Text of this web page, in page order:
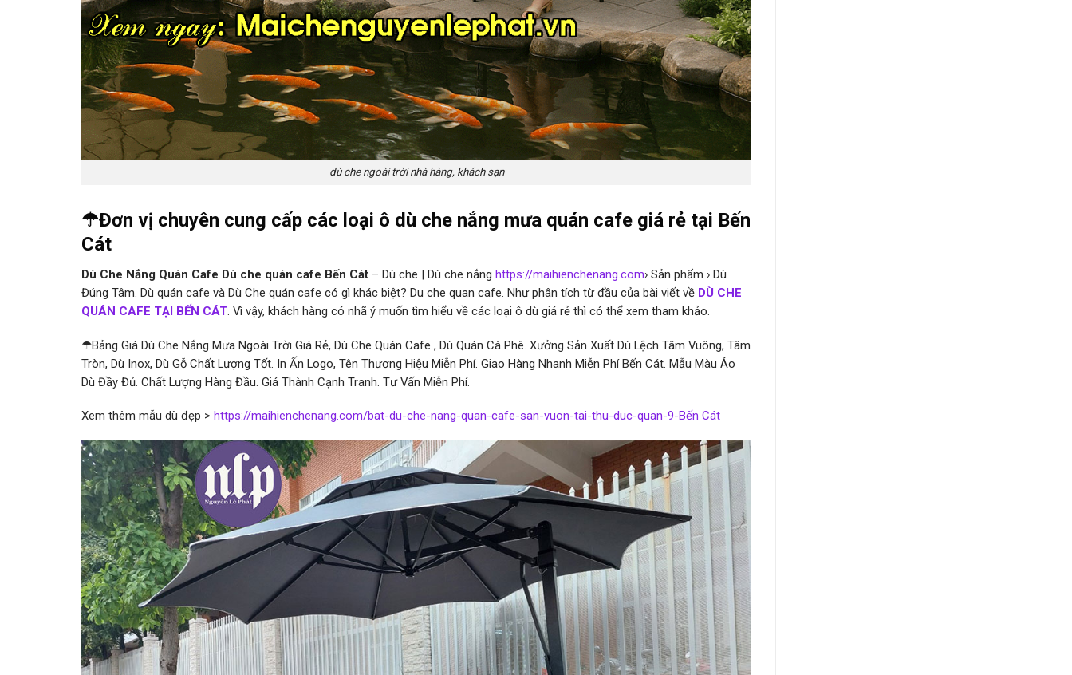
dù che ngoài trời nhà hàng, khách sạn
☂Đơn vị chuyên cung cấp các loại ô dù che nắng mưa quán cafe giá rẻ tại Bến
Cát
Dù Che Nắng Quán Cafe Dù che quán cafe Bến Cát – Dù che | Dù che nắng https://maihienchenang.com› Sản phẩm › Dù
Đúng Tâm. Dù quán cafe và Dù Che quán cafe có gì khác biệt? Du che quan cafe. Như phân tích từ đầu của bài viết về DÙ CHE
QUÁN CAFE TẠI BẾN CÁT. Vì vậy, khách hàng có nhã ý muốn tìm hiểu về các loại ô dù giá rẻ thì có thể xem tham khảo.
☂Bảng Giá Dù Che Nắng Mưa Ngoài Trời Giá Rẻ, Dù Che Quán Cafe , Dù Quán Cà Phê. Xưởng Sản Xuất Dù Lệch Tâm Vuông, Tâm
Tròn, Dù Inox, Dù Gỗ Chất Lượng Tốt. In Ấn Logo, Tên Thương Hiệu Miễn Phí. Giao Hàng Nhanh Miễn Phí Bến Cát. Mẫu Màu Áo
Dù Đầy Đủ. Chất Lượng Hàng Đầu. Giá Thành Cạnh Tranh. Tư Vấn Miễn Phí.
Xem thêm mẫu dù đẹp > https://maihienchenang.com/bat-du-che-nang-quan-cafe-san-vuon-tai-thu-duc-quan-9-Bến Cát